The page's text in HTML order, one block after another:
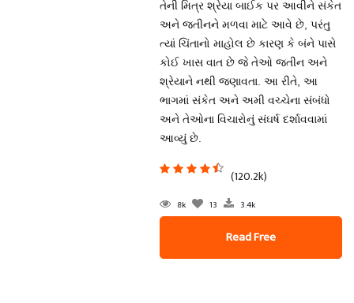
તેની મિત્ર શ્રેયા બાઈક પર આવીને સંકેત
અને જતીનને મળવા માટે આવે છે, પરંતુ
ત્યાં ચિંતાનો માહોલ છે કારણ કે બંને પાસે
કોઈ ખાસ વાત છે જે તેઓ જતીન અને
શ્રેયાને નથી જણાવતા. આ રીતે, આ
ભાગમાં સંકેત અને અમી વચ્ચેના સંબંધો
અને તેઓના વિચારોનું સંઘર્ષ દર્શાવવામાં
આવ્યું છે.
(120.2k)
8k 13 3.4k
Read Free